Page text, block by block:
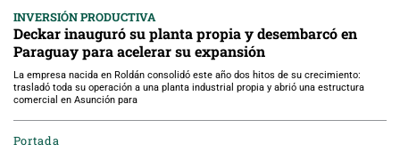
INVERSIÓN PRODUCTIVA
Deckar inauguró su planta propia y desembarcó en
Paraguay para acelerar su expansión
La empresa nacida en Roldán consolidó este año dos hitos de su crecimiento:
trasladó toda su operación a una planta industrial propia y abrió una estructura
comercial en Asunción para
Portada